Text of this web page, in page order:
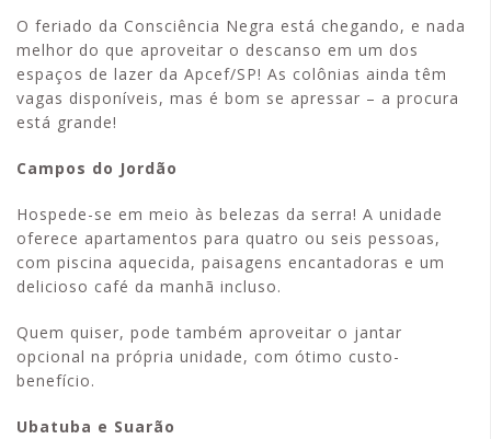
O feriado da Consciência Negra está chegando, e nada
melhor do que aproveitar o descanso em um dos
espaços de lazer da Apcef/SP! As colônias ainda têm
vagas disponíveis, mas é bom se apressar – a procura
está grande!
Campos do Jordão
Hospede-se em meio às belezas da serra! A unidade
oferece apartamentos para quatro ou seis pessoas,
com piscina aquecida, paisagens encantadoras e um
delicioso café da manhã incluso.
Quem quiser, pode também aproveitar o jantar
opcional na própria unidade, com ótimo custo-
benefício.
Ubatuba e Suarão